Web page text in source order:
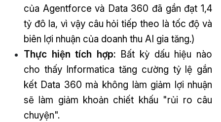
của Agentforce và Data 360 đã gần đạt 1,4
tỷ đô la, vì vậy câu hỏi tiếp theo là tốc độ và
biên lợi nhuận của doanh thu AI gia tăng.)
Thực hiện tích hợp: Bất kỳ dấu hiệu nào
cho thấy Informatica tăng cường tỷ lệ gắn
kết Data 360 mà không làm giảm lợi nhuận
sẽ làm giảm khoản chiết khấu "rủi ro câu
chuyện".